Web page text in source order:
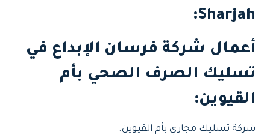
Sharjah
:
أعمال شركة فرسان الإبداع في
تسليك الصرف الصحي بأم
القيوين:
شركة تسليك مجاري بأم القيوين.